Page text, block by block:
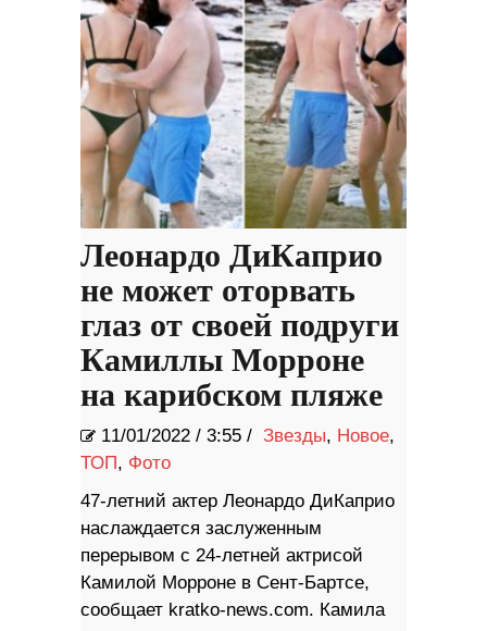
Леонардо ДиКаприо
не может оторвать
глаз от своей подруги
Камиллы Морроне
на карибском пляже
11/01/2022 / 3:55 / Звезды, Новое,
ТОП, Фото
47-летний актер Леонардо ДиКаприо
наслаждается заслуженным
перерывом с 24-летней актрисой
Камилой Морроне в Сент-Бартсе,
сообщает kratko-news.com. Камила